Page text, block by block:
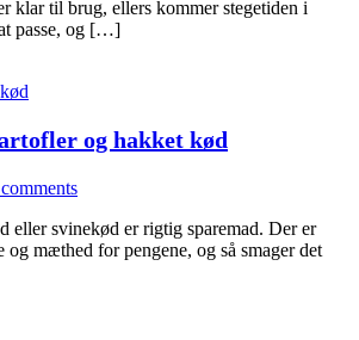
klar til brug, ellers kommer stegetiden i
passe, og […]
og hakket kød
eller svinekød er rigtig sparemad. Der er
og mæthed for pengene, og så smager det